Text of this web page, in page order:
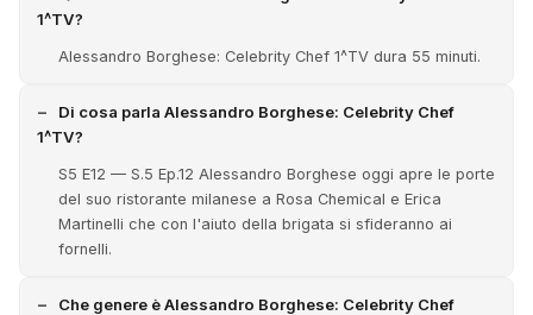
1^TV?
Alessandro Borghese: Celebrity Chef 1^TV dura 55 minuti.
Di cosa parla Alessandro Borghese: Celebrity Chef
1^TV?
S5 E12 — S.5 Ep.12 Alessandro Borghese oggi apre le porte
del suo ristorante milanese a Rosa Chemical e Erica
Martinelli che con l'aiuto della brigata si sfideranno ai
fornelli.
Che genere è Alessandro Borghese: Celebrity Chef